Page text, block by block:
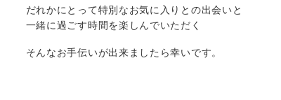
だれかにとって特別なお気に入りとの出会いと
一緒に過ごす時間を楽しんでいただく
そんなお手伝いが出来ましたら幸いです。